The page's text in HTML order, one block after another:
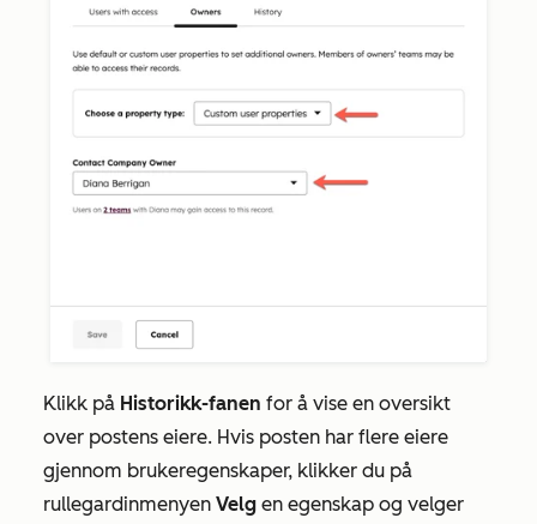
Klikk på Historikk-fanen for å vise en oversikt
over postens eiere. Hvis posten har flere eiere
gjennom brukeregenskaper, klikker du på
rullegardinmenyen Velg en egenskap og velger